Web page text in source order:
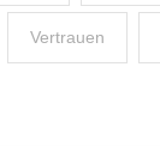
Vertrauen